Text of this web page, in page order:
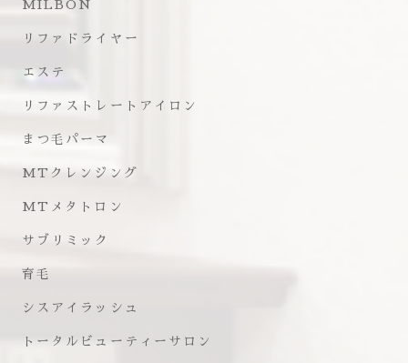
MILBON
リファドライヤー
エステ
リファストレートアイロン
まつ毛パーマ
MTクレンジング
MTメタトロン
サブリミック
育毛
シスアイラッシュ
トータルビューティーサロン